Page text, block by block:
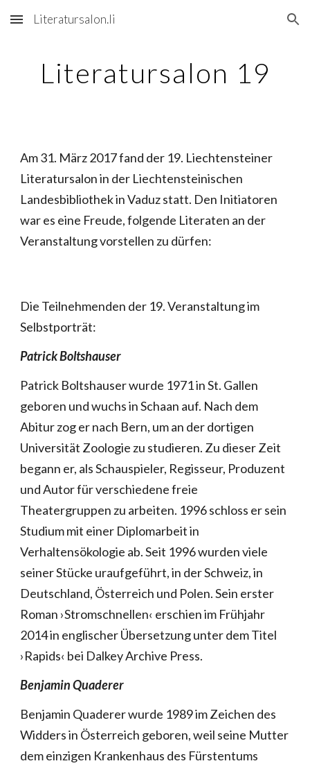
Skip to main content Skip to navigation
Literatursalon.li
Literatursalon 19
Am 31. März 2017 fand der 19. Liechtensteiner
Literatursalon in der Liechten­stei­ni­­schen
Landesbibliothek in Vaduz statt. Den Initiatoren
war es eine Freude, folgende Literaten an der
Veranstaltung vorstellen zu dürfen:
Die Teilnehmenden der 19. Veranstaltung im
Selbstporträt:
Patrick Boltshauser
Patrick Boltshauser wurde 1971 in St. Gallen
geboren und wuchs in Schaan auf. Nach dem
Abitur zog er nach Bern, um an der dortigen
Universität Zoologie zu studieren. Zu dieser Zeit
begann er, als Schauspieler, Regisseur, Produzent
und Autor für verschiedene freie
Theatergruppen zu arbeiten. 1996 schloss er sein
Studium mit einer Diplomarbeit in
Verhaltensökologie ab. Seit 1996 wurden viele
seiner Stücke uraufgeführt, in der Schweiz, in
Deutschland, Österreich und Polen. Sein erster
Roman ›Stromschnellen‹ erschien im Frühjahr
2014 in englischer Übersetzung unter dem Titel
›Rapids‹ bei Dalkey Archive Press.
Benjamin Quaderer
Benjamin Quaderer wurde 1989 im Zeichen des
Widders in Österreich geboren, weil seine Mutter
dem einzigen Krankenhaus des Fürstentums